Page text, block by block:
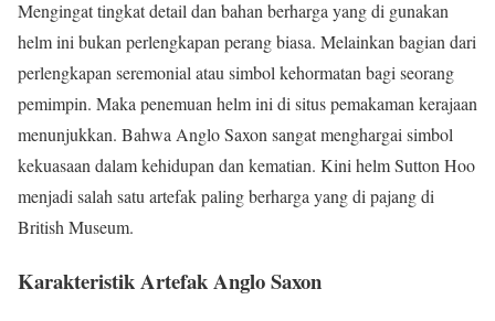
Mengingat tingkat detail dan bahan berharga yang di gunakan
helm ini bukan perlengkapan perang biasa. Melainkan bagian dari
perlengkapan seremonial atau simbol kehormatan bagi seorang
pemimpin. Maka penemuan helm ini di situs pemakaman kerajaan
menunjukkan. Bahwa Anglo Saxon sangat menghargai simbol
kekuasaan dalam kehidupan dan kematian. Kini helm Sutton Hoo
menjadi salah satu artefak paling berharga yang di pajang di
British Museum.
Karakteristik Artefak Anglo Saxon